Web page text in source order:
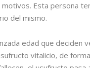
Esta persona
del mismo.
edad que deciden
vitalicio, de